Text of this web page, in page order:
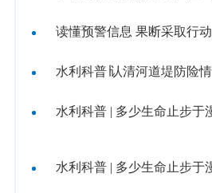
读懂预警信息 果断采取行动